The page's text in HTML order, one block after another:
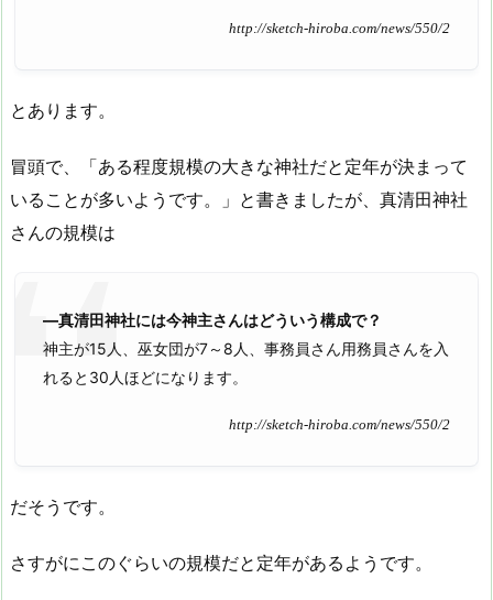
http://sketch-hiroba.com/news/550/2
とあります。
冒頭で、「ある程度規模の大きな神社だと定年が決まって
いることが多いようです。」と書きましたが、真清田神社
さんの規模は
―真清田神社には今神主さんはどういう構成で？
神主が15人、巫女団が7～8人、事務員さん用務員さんを入
れると30人ほどになります。
http://sketch-hiroba.com/news/550/2
だそうです。
さすがにこのぐらいの規模だと定年があるようです。